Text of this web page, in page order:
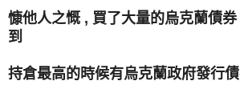
慷他人之慨 , 買了大量的烏克蘭債
到
持倉最高的時候有烏克蘭政府發行